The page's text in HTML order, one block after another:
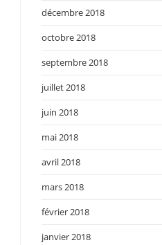
décembre 2018
octobre 2018
septembre 2018
juillet 2018
juin 2018
mai 2018
avril 2018
mars 2018
février 2018
janvier 2018